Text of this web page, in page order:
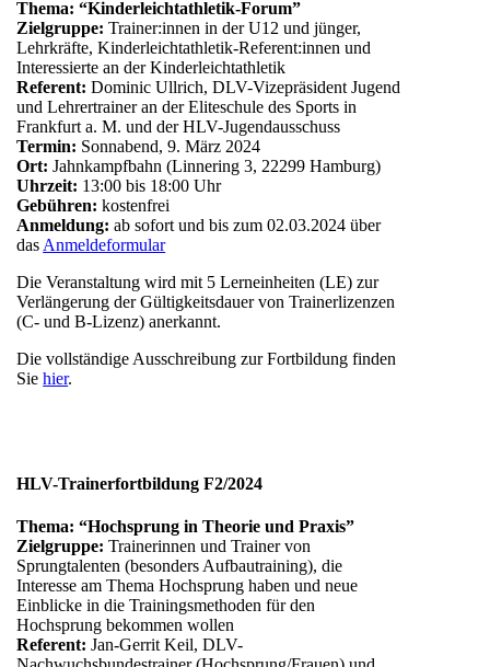
Thema: “Kinderleichtathletik-Forum”
Zielgruppe: Trainer:innen in der U12 und jünger,
Lehrkräfte, Kinderleichtathletik-Referent:innen und
Interessierte an der Kinderleichtathletik
Referent:Dominic Ullrich, DLV-Vizepräsident Jugend
und Lehrertrainer an der Eliteschule des Sports in
Frankfurt a. M. und der HLV-Jugendausschuss
Termin: Sonnabend, 9. März 2024
Ort:Jahnkampfbahn (Linnering 3, 22299 Hamburg)
Uhrzeit: 13:00 bis 18:00 Uhr
Gebühren:kostenfrei
Anmeldung:ab sofort und bis zum 02.03.2024 über
dasAnmeldeformular
Die Veranstaltung wird mit 5 Lerneinheiten (LE) zur
Verlängerung der Gültigkeitsdauer von Trainerlizenzen
(C- und B-Lizenz) anerkannt.
Die vollständige Ausschreibung zur Fortbildung finden
Siehier.
HLV-Trainerfortbildung F2/2024
Thema: “Hochsprung in Theorie und Praxis”
Zielgruppe: Trainerinnen und Trainer von
Sprungtalenten (besonders Aufbautraining), die
Interesse am Thema Hochsprung haben und neue
Einblicke in die Trainingsmethoden für den
Hochsprung bekommen wollen
Referent:Jan-Gerrit Keil, DLV-